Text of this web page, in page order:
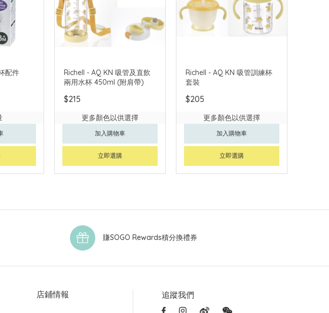
配件
Richell - AQ KN 吸管及直飲
兩用水杯 450ml (附肩帶)
$215
更多顏色以供選擇
加入購物車
立即選購
Richell - AQ KN 吸管訓練杯
套裝
$205
更多顏色以供選擇
加入購物車
立即選購
賺SOGO Rewards積分換禮券
店鋪情報 追蹤我們